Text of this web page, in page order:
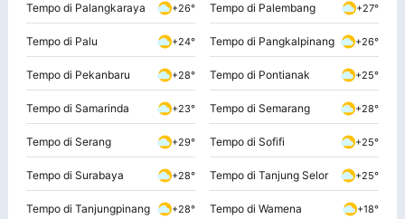
Tempo di Palangkaraya +26° Tempo di Palembang +27°
Tempo di Palu +24° Tempo di Pangkalpinang +26°
Tempo di Pekanbaru +28° Tempo di Pontianak +25°
Tempo di Samarinda +23° Tempo di Semarang +28°
Tempo di Serang +29° Tempo di Sofifi +25°
Tempo di Surabaya +28° Tempo di Tanjung Selor +25°
Tempo di Tanjungpinang +28° Tempo di Wamena +18°